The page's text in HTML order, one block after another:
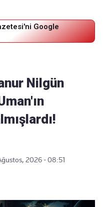
Google
Nilgün
2026 - 08:51